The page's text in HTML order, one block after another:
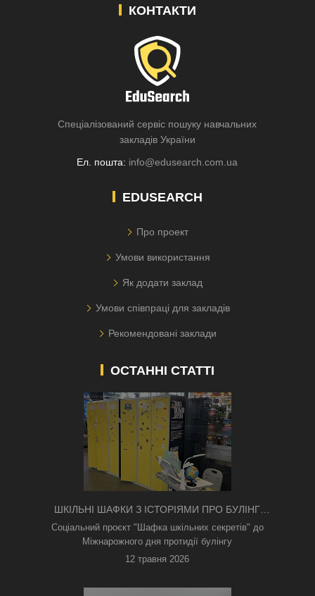
КОНТАКТИ
Спеціалізований сервіс пошуку навчальних
закладів України
Ел. пошта: info@edusearch.com.ua
EDUSEARCH
Про проект
Умови використання
Як додати заклад
Умови співпраці для закладів
Рекомендовані заклади
ОСТАННІ СТАТТІ
ШКІЛЬНІ ШАФКИ З ІСТОРІЯМИ ПРО БУЛІНГ
З'ЯВИЛИСЯ В КИЄВІ
Соціальний проєкт "Шафка шкільних секретів" до
Міжнарожного дня протидії булінгу
12 травня 2026